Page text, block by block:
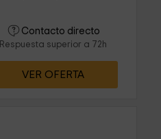
Contacto directo
Respuesta superior a 72h
VER OFERTA